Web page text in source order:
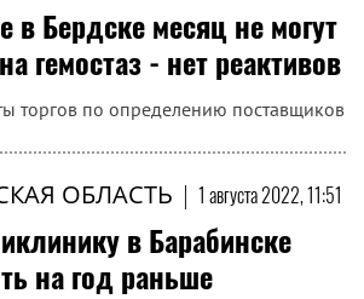
в Бердске месяц не могут
гемостаз - нет реактивов
торгов по определению поставщиков
ОБЛАСТЬ | 1 августа 2022, 11:51
в Барабинске
на год раньше